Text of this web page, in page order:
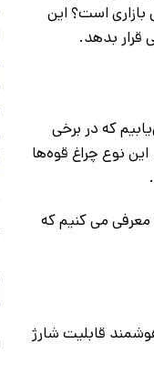
بازاری است؟ این
قرار بدهد.
که در برخی
نوع چراغ قوه‌ها
معرفی می کنیم که
قابلیت شارژ